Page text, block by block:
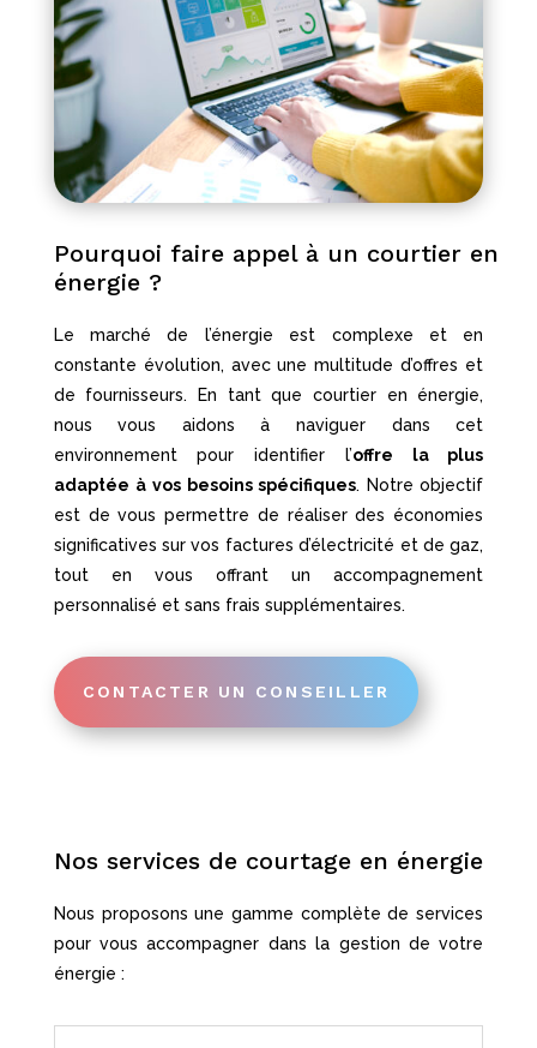
Pourquoi faire appel à un courtier en
énergie ?
Le marché de l’énergie est complexe et en
constante évolution, avec une multitude d’offres et
de fournisseurs. En tant que courtier en énergie,
nous vous aidons à naviguer dans cet
environnement pour identifier l’offre la plus
adaptée à vos besoins spécifiques. Notre objectif
est de vous permettre de réaliser des économies
significatives sur vos factures d’électricité et de gaz,
tout en vous offrant un accompagnement
personnalisé et sans frais supplémentaires.
CONTACTER UN CONSEILLER
Nos services de courtage en énergie
Nous proposons une gamme complète de services
pour vous accompagner dans la gestion de votre
énergie :